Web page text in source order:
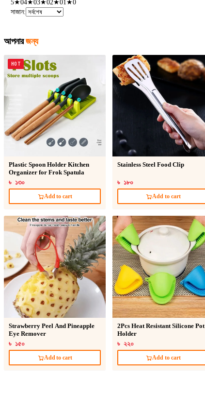
5★04★03★02★01 ★0
সাজান:
আপনার জন্য
HOT
Plastic Spoon Holder Kitchen
Organizer for Frok Spatula
৳ ১৩০
Add to cart
Stainless Steel Food Clip
৳ ১৮০
Add to cart
Strawberry Peel And Pineapple
Eye Remover
৳ ১৫০
Add to cart
2Pcs Heat Resistant Silicone Pot
Holder
৳ ২২০
Add to cart